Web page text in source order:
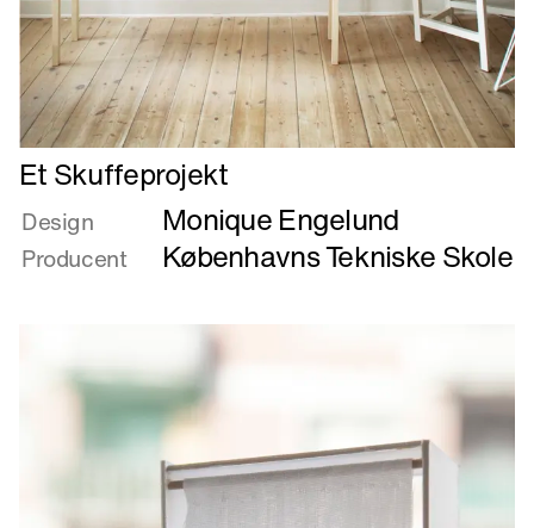
Læs
mere
om
Et
Skuffeprojekt
Et Skuffeprojekt
Design Monique Engelund
Producent Københavns Tekniske Skole